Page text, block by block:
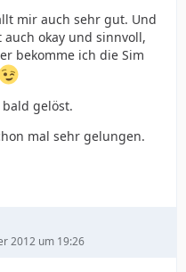
mir auch sehr gut. Und
okay und sinnvoll,
bekomme ich die Sim
gelöst.
mal sehr gelungen.
2012 um 19:26